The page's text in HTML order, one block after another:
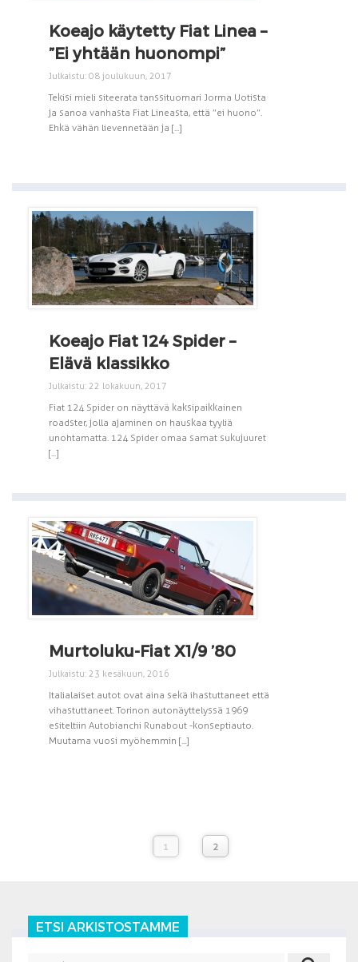
Koeajo käytetty Fiat Linea –
”Ei yhtään huonompi”
Julkaistu: 08 joulukuun, 2017
Tekisi mieli siteerata tanssituomari Jorma Uotista
ja sanoa vanhasta Fiat Lineasta, että ”ei huono”.
Ehkä vähän lievennetään ja [...]
Koeajo Fiat 124 Spider –
Elävä klassikko
Julkaistu: 22 lokakuun, 2017
Fiat 124 Spider on näyttävä kaksipaikkainen
roadster, jolla ajaminen on hauskaa tyyliä
unohtamatta. 124 Spider omaa samat sukujuuret
[...]
Murtoluku-Fiat X1/9 ’80
Julkaistu: 23 kesäkuun, 2016
Italialaiset autot ovat aina sekä ihastuttaneet että
vihastuttaneet. Torinon autonäyttelyssä 1969
esiteltiin Autobianchi Runabout -konseptiauto.
Muutama vuosi myöhemmin [...]
1 2
ETSI ARKISTOSTAMME